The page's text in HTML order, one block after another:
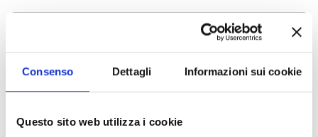
Consenso Dettagli Informazioni sui cookie
Questo sito web utilizza i cookie
INFORMATIONS ­
Informazione e Accoglienza Turistica - IAT
+39 0541.51441
Parco Fellini, 47921, Rimini, (RN)
info@visitrimini.com